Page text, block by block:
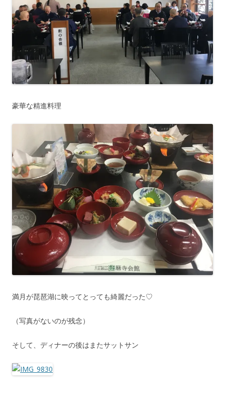
豪華な精進料理
満月が琵琶湖に映ってとっても綺麗だった♡
（写真がないのが残念）
そして、ディナーの後はまたサットサン